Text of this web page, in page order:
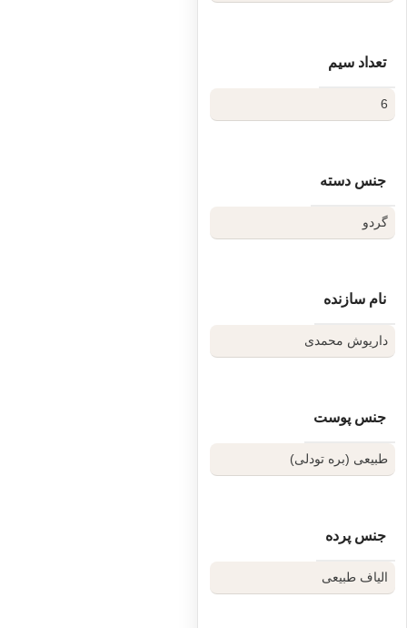
عنصری زنده در دستان هنرمند،
دارای بافتی
امضای طبیعت بر آن اثر است و
ظاهر نهایی ساز انتخابی شما،
راهنمای انتخاب دقیق‌تر:
واقفیم. اگر تمایل دارید پیش از
می‌کنیم با کارشناسان ما تماس
برای شما ارسال خواهند کرد تا با
خود را انتخاب کنید.
تعداد سیم
6
جنس دسته
گردو
نام سازنده
داریوش محمدی
جنس پوست
طبیعی (بره تودلی)
جنس پرده
الیاف طبیعی